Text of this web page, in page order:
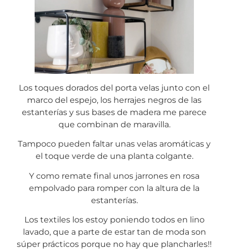
Los toques dorados del porta velas junto con el
marco del espejo, los herrajes negros de las
estanterías y sus bases de madera me parece
que combinan de maravilla.
Tampoco pueden faltar unas velas aromáticas y
el toque verde de una planta colgante.
Y como remate final unos jarrones en rosa
empolvado para romper con la altura de la
estanterías.
Los textiles los estoy poniendo todos en lino
lavado, que a parte de estar tan de moda son
súper prácticos porque no hay que plancharles!!